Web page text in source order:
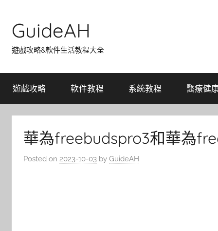
content
GuideAH
遊戲攻略&軟件生活教程大全
遊戲攻略 軟件教程 系統教程 醫療健
華為freebudspro3和華為
Posted on 2023-10-03 by GuideAH